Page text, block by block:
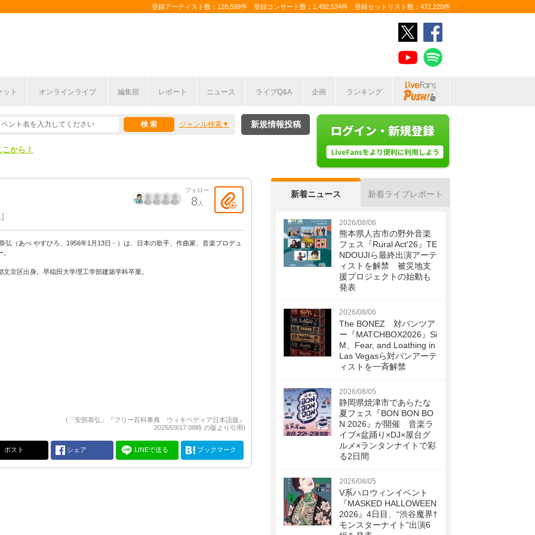
登録アーティスト数：126,599件 登録コンサート数：1,492,534件 登録セットリスト数：472,220件
ット オンラインライブ 編集部 レポート ニュース ライブQ&A 企画 ランキング
ジャンル検索
半期編発表！
から！
新規情報投稿
フォロー
8人
弘（あべ やすひろ、1956年1月13日 - ）は、日本の歌手、作曲家、音楽プロデュ
文京区出身。早稲田大学理工学部建築学科卒業。
(「安部恭弘」『フリー百科事典 ウィキペディア日本語版』
2025/03/17 08時 の版より引用)
ポスト シェア LINEで送る ブックマーク
新着ニュース 新着ライブレポート
2026/08/06
熊本県人吉市の野外音楽
フェス『Rural Act'26』TE
NDOUJIら最終出演アーテ
ィストを解禁 被災地支
援プロジェクトの始動も
発表
2026/08/06
The BONEZ 対バンツア
ー『MATCHBOX2026』Si
M、Fear, and Loathing in
Las Vegasら対バンアーテ
ィストを一斉解禁
2026/08/05
静岡県焼津市であらたな
夏フェス『BON BON BO
N 2026』が開催 音楽ラ
イブ×盆踊り×DJ×屋台グ
ルメ×ランタンナイトで彩
る2日間
2026/08/05
V系ハロウィンイベント
『MASKED HALLOWEEN
2026』4日目、“渋谷魔界†
モンスターナイト”出演6